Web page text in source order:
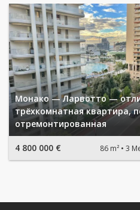
Монако — Ларвотто —
трёхкомнатная квартира,
отремонтированная
4 800 000 € 86 m² 3